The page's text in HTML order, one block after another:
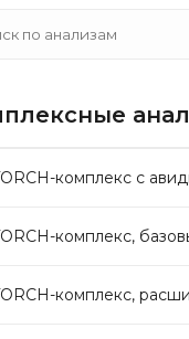
комплекс с
комплекс,
комплекс,